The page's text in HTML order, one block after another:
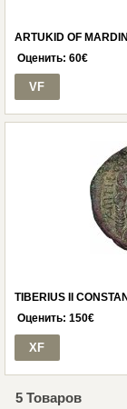
ARTUKID OF
Оценить: 60€
VF
TIBERIUS II
Оценить: 150€
XF
5 Товаров